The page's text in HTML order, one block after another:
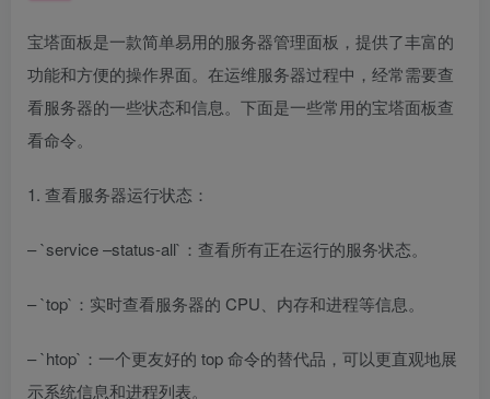
宝塔面板是一款简单易用的服务器管理面板，提供了丰富的
功能和方便的操作界面。在运维服务器过程中，经常需要查
看服务器的一些状态和信息。下面是一些常用的宝塔面板查
看命令。
1. 查看服务器运行状态：
– `service –status-all`：查看所有正在运行的服务状态。
– `top`：实时查看服务器的 CPU、内存和进程等信息。
– `htop`：一个更友好的 top 命令的替代品，可以更直观地展
示系统信息和进程列表。